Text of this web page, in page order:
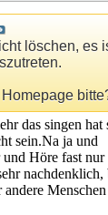
löschen, es
das singen
sein.Na ja und
Höre fast